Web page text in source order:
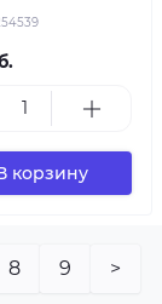
корзину
8 9 >